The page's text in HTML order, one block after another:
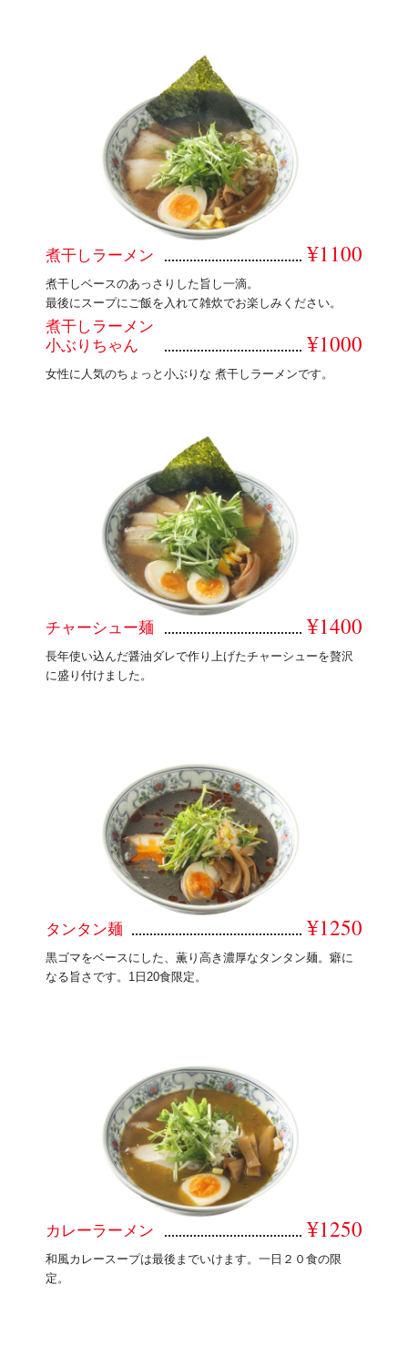
煮干しラーメン ¥1100
煮干しベースのあっさりした旨し一滴。
最後にスープにご飯を入れて雑炊でお楽しみください。
煮干しラーメン
小ぶりちゃん
¥1000
女性に人気のちょっと小ぶりな 煮干しラーメンです。
チャーシュー麺 ¥1400
長年使い込んだ醤油ダレで作り上げたチャーシューを贅沢
に盛り付けました。
タンタン麺 ¥1250
黒ゴマをベースにした、薫り高き濃厚なタンタン麺。癖に
なる旨さです。1日20食限定。
カレーラーメン ¥1250
和風カレースープは最後までいけます。一日２０食の限
定。